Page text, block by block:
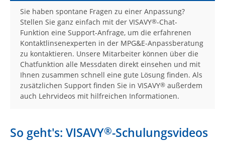
Sie haben spontane Fragen zu einer Anpassung?
Stellen Sie ganz einfach mit der VISAVY®-Chat-
Funktion eine Support-Anfrage, um die erfahrenen
Kontaktlinsenexperten in der MPG&E-Anpassberatung
zu kontaktieren. Unsere Mitarbeiter können über die
Chatfunktion alle Messdaten direkt einsehen und mit
Ihnen zusammen schnell eine gute Lösung finden. Als
zusätzlichen Support finden Sie in VISAVY® außerdem
auch Lehrvideos mit hilfreichen Informationen.
So geht's: VISAVY®-Schulungsvideos